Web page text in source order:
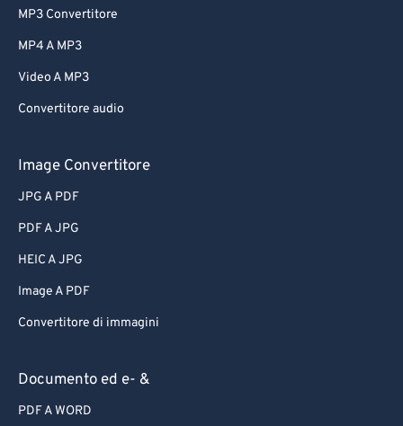
MP3 Convertitore
MP4 A MP3
Video A MP3
Convertitore audio
Image Convertitore
JPG A PDF
PDF A JPG
HEIC A JPG
Image A PDF
Convertitore di immagini
Documento ed e- &
PDF A WORD